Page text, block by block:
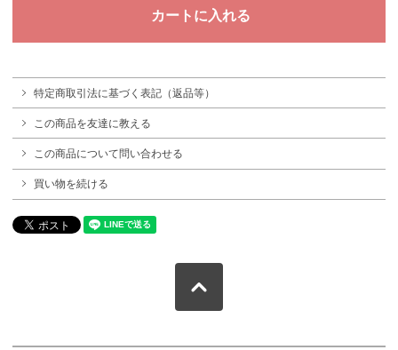
特定商取引法に基づく表記（返品等）
この商品を友達に教える
この商品について問い合わせる
買い物を続ける